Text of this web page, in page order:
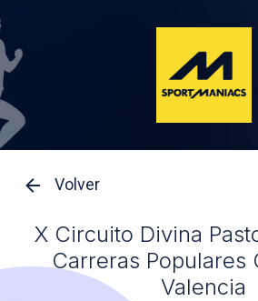
Volver
X Circuito Divina
Carreras Populares
Valencia